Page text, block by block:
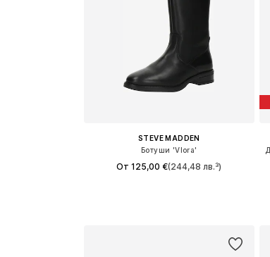
STEVE MADDEN
Ботуши 'Vlora'
От 125,00 €(244,48 лв.³)